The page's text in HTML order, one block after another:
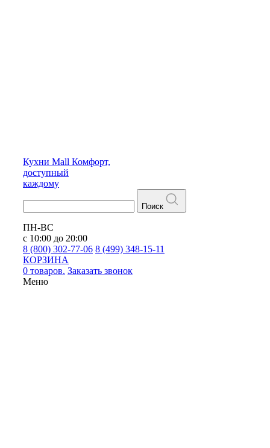
Кухни Mall Комфорт,
доступный
каждому
Поиск
ПН-ВС
с 10:00 до 20:00
8 (800) 302-77-06 8 (499) 348-15-11
КОРЗИНА
0 товаров. Заказать звонок
Меню